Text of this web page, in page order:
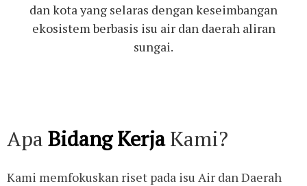
dan kota yang selaras dengan keseimbangan
ekosistem berbasis isu air dan daerah aliran
sungai.
Apa Bidang KerjaKami?
Kami memfokuskan riset pada isu Air dan Daerah